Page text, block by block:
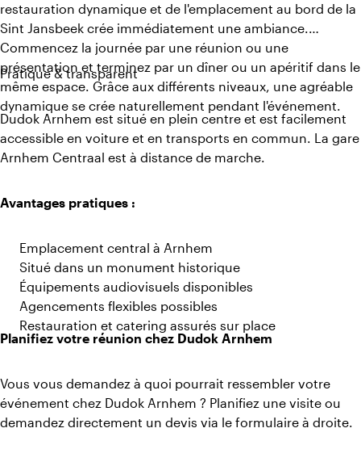
restauration dynamique et de l'emplacement au bord de la
Sint Jansbeek crée immédiatement une ambiance.
Commencez la journée par une réunion ou une
présentation et terminez par un dîner ou un apéritif dans le
même espace. Grâce aux différents niveaux, une agréable
dynamique se crée naturellement pendant l'événement.
Pratique & transparent
Dudok Arnhem est situé en plein centre et est facilement
accessible en voiture et en transports en commun. La gare
Arnhem Centraal est à distance de marche.
Avantages pratiques :
Emplacement central à Arnhem
Situé dans un monument historique
Équipements audiovisuels disponibles
Agencements flexibles possibles
Restauration et catering assurés sur place
Planifiez votre réunion chez Dudok Arnhem
Vous vous demandez à quoi pourrait ressembler votre
événement chez Dudok Arnhem ? Planifiez une visite ou
demandez directement un devis via le formulaire à droite.